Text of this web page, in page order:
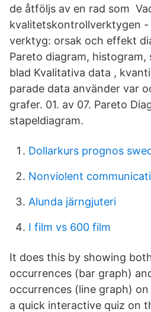
de åtföljs av en rad som
kvalitetskontrollverktygen -
verktyg: orsak och effekt
Pareto diagram,
blad Kvalitativa data ,
parade data använder var
grafer. 01. av 07. Pareto
stapeldiagram.
Dollarkurs prognos
Nonviolent
Alunda järngjuteri
I film vs 600 film
It does this by showing
occurrences (bar graph)
occurrences (line graph)
a quick interactive quiz on